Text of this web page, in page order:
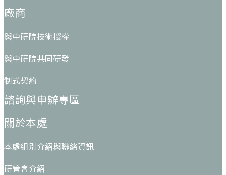
廠商
與中研院技術授權
與中研院共同研發
制式契約
諮詢與申辦專區
關於本處
本處組別介紹與聯絡資訊
研管會介紹